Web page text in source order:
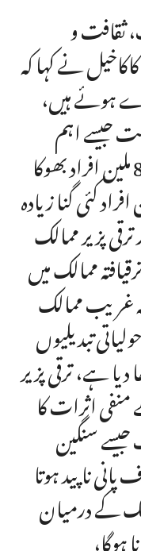
ثقافت و
نے کہا کہ
ہوئے ہیں،
جیسے اہم
مسئلے کو کم کیا جاسکتا ہے، 800 ملین افراد بھوکا
ہیں جبکہ 1.9 بلین افراد کئی گنا زیادہ
پزیر ممالک
ممالک میں
غریب ممالک
تبدیلیوں
ہے، ترقی پزیر
منفی اثرات کا
سنگین
ناپید ہوتا
کے درمیان